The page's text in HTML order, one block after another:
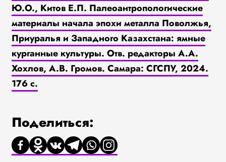
Ю.О., Китов Е.П. Палеоантропологические
материалы начала эпохи металла Поволжья,
Приуралья и Западного Казахстана: ямные
курганные культуры. Отв. редакторы А.А.
Хохлов, А.В. Громов. Самара: СГСПУ, 2024.
176 с.
Поделиться: